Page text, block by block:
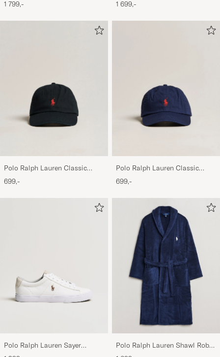
1 799,- 1 699,-
Polo Ralph Lauren Classic
Sports Cap Black
699,-
Polo Ralph Lauren Classic
Sports Cap Relay Blue
699,-
Polo Ralph Lauren Sayer
Canvas Sneakers White
Polo Ralph Lauren Shawl Robe
Navy